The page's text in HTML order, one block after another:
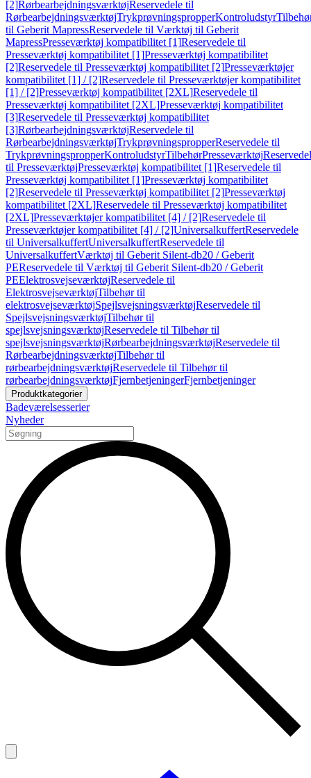
[2]RørbearbejdningsværktøjReservedele til
RørbearbejdningsværktøjTrykprøvningspropperKontroludstyr
til Geberit MapressReservedele til Værktøj til Geberit
MapressPresseværktøj kompatibilitet [1]Reservedele til
Presseværktøj kompatibilitet [1]Presseværktøj kompatibilitet
[2]Reservedele til Presseværktøj kompatibilitet [2]Presseværktøjer
kompatibilitet [1] / [2]Reservedele til Presseværktøjer kompatibilitet
[1] / [2]Presseværktøj kompatibilitet [2XL]Reservedele til
Presseværktøj kompatibilitet [2XL]Presseværktøj kompatibilitet
[3]Reservedele til Presseværktøj kompatibilitet
[3]RørbearbejdningsværktøjReservedele til
RørbearbejdningsværktøjTrykprøvningspropperReservedele til
TrykprøvningspropperKontroludstyrTilbehørPresseværktøj
til PresseværktøjPresseværktøj kompatibilitet [1]Reservedele til
Presseværktøj kompatibilitet [1]Presseværktøj kompatibilitet
[2]Reservedele til Presseværktøj kompatibilitet [2]Presseværktøj
kompatibilitet [2XL]Reservedele til Presseværktøj kompatibilitet
[2XL]Presseværktøjer kompatibilitet [4] / [2]Reservedele til
Presseværktøjer kompatibilitet [4] / [2]UniversalkuffertReservedele
til UniversalkuffertUniversalkuffertReservedele til
UniversalkuffertVærktøj til Geberit Silent-db20 / Geberit
PEReservedele til Værktøj til Geberit Silent-db20 / Geberit
PEElektrosvejseværktøjReservedele til
ElektrosvejseværktøjTilbehør til
elektrosvejseværktøjSpejlsvejsningsværktøjReservedele til
SpejlsvejsningsværktøjTilbehør til
spejlsvejsningsværktøjReservedele til Tilbehør til
spejlsvejsningsværktøjRørbearbejdningsværktøjReservedele til
RørbearbejdningsværktøjTilbehør til
rørbearbejdningsværktøjReservedele til Tilbehør til
rørbearbejdningsværktøjFjernbetjeningerFjernbetjeninger
Produktkategorier
Badeværelsesserier
Nyheder